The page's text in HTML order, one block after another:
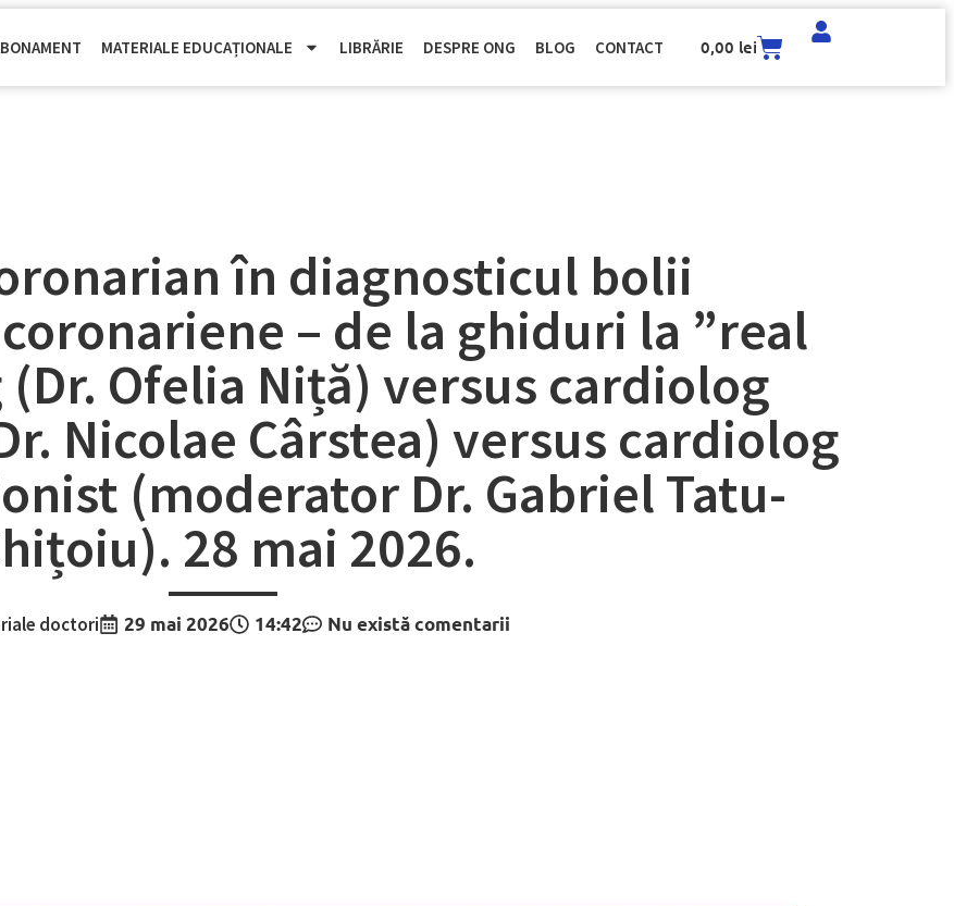
MATERIALE EDUCAȚIONALE LIBRĂRIE DESPRE ONG BLOG CONTACT 0,00 lei
în diagnosticul bolii
– de la ghiduri la ”real
(Dr. Ofelia Niță) versus cardiolog
Nicolae Cârstea) versus cardiolog
(moderator Dr. Gabriel Tatu-
28 mai 2026.
doctori 29 mai 2026 14:42 Nu există comentarii